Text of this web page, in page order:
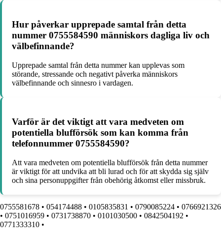
Hur påverkar upprepade samtal från detta
nummer 0755584590 människors dagliga liv och
välbefinnande?
Upprepade samtal från detta nummer kan upplevas som
störande, stressande och negativt påverka människors
välbefinnande och sinnesro i vardagen.
Varför är det viktigt att vara medveten om
potentiella blufförsök som kan komma från
telefonnummer 0755584590?
Att vara medveten om potentiella blufförsök från detta nummer
är viktigt för att undvika att bli lurad och för att skydda sig själv
och sina personuppgifter från obehörig åtkomst eller missbruk.
0755581678 • 054174488 • 0105835831 • 0790085224 • 0766921326
• 0751016959 • 0731738870 • 0101030500 • 0842504192 •
0771333310 •